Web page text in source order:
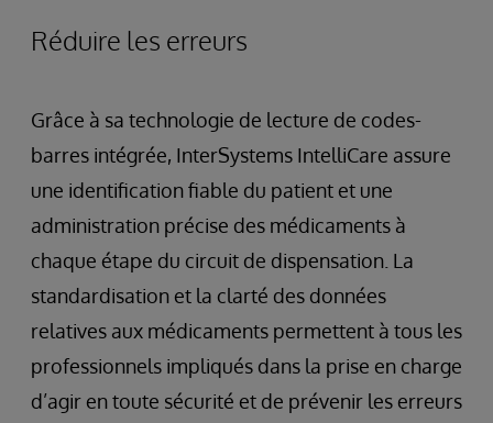
Réduire les erreurs
Grâce à sa technologie de lecture de codes-
barres intégrée, InterSystems IntelliCare assure
une identification fiable du patient et une
administration précise des médicaments à
chaque étape du circuit de dispensation. La
standardisation et la clarté des données
relatives aux médicaments permettent à tous les
professionnels impliqués dans la prise en charge
d’agir en toute sécurité et de prévenir les erreurs